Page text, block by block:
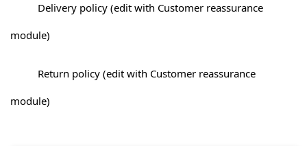
Delivery policy (edit with Customer reassurance
module)
Return policy (edit with Customer reassurance
module)